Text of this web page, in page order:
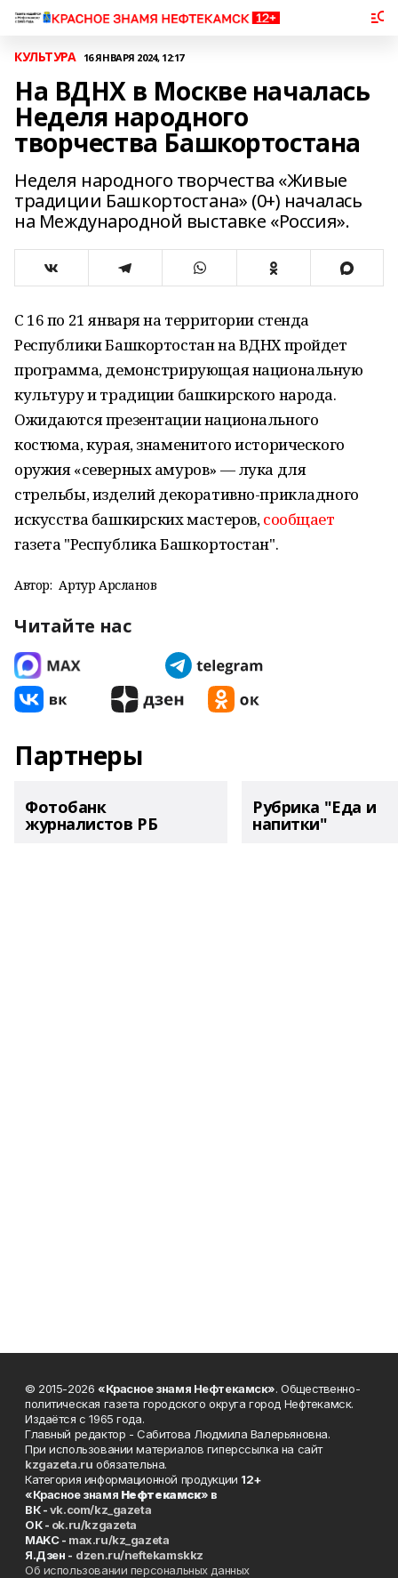
КУЛЬТУРА 16 ЯНВАРЯ 2024, 12:17
На ВДНХ в Москве началась
Неделя народного
творчества Башкортостана
Неделя народного творчества «Живые
традиции Башкортостана» (0+) началась
на Международной выставке «Россия».
С 16 по 21 января на территории стенда
Республики Башкортостан на ВДНХ пройдет
программа, демонстрирующая национальную
культуру и традиции башкирского народа.
Ожидаются презентации национального
костюма, курая, знаменитого исторического
оружия «северных амуров» — лука для
стрельбы, изделий декоративно-прикладного
искусства башкирских мастеров,сообщает
газета "Республика Башкортостан".
Автор: Артур Арсланов
Читайте нас
Партнеры
Фотобанк
журналистов РБ
Рубрика "Еда и
напитки"
© 2015-2026 «Красное знамя Нефтекамск». Общественно-
политическая газета городского округа город Нефтекамск.
Издаётся с 1965 года.
Главный редактор - Сабитова Людмила Валерьяновна.
При использовании материалов гиперссылка на сайт
kzgazeta.ru обязательна.
Категория информационной продукции 12+
«Красное знамя Нефтекамск» в
ВК -vk.com/kz_gazeta
ОК - ok.ru/kzgazeta
MAKC - max.ru/kz_gazeta
Я.Дзен - dzen.ru/neftekamskkz
Об использовании персональных данных